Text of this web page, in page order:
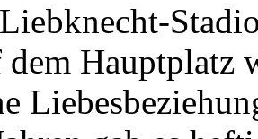
dem Hauptplatz